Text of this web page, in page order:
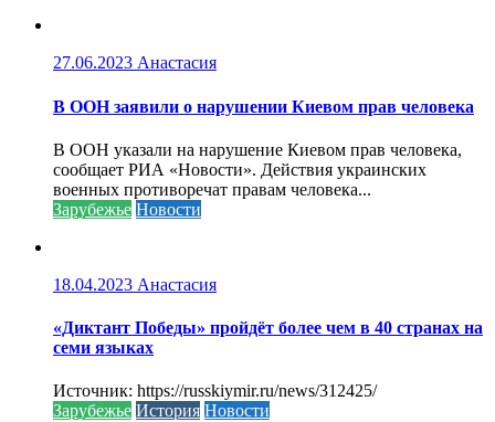
27.06.2023 Анастасия
В ООН заявили о нарушении Киевом прав человека
В ООН указали на нарушение Киевом прав человека,
сообщает РИА «Новости». Действия украинских
военных противоречат правам человека...
Зарубежье Новости
18.04.2023 Анастасия
«Диктант Победы» пройдёт более чем в 40 странах на
семи языках
Источник: https://russkiymir.ru/news/312425/
Зарубежье История Новости